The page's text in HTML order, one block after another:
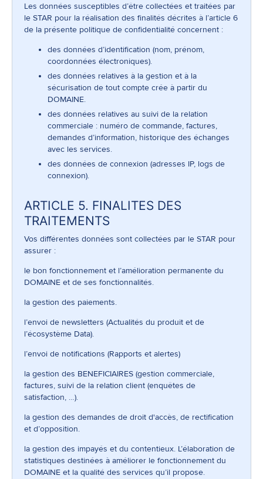
Les données susceptibles d’être collectées et traitées par
le STAR pour la réalisation des finalités décrites à l’article 6
de la présente politique de confidentialité concernent :
des données d’identification (nom, prénom,
coordonnées électroniques).
des données relatives à la gestion et à la
sécurisation de tout compte crée à partir du
DOMAINE.
des données relatives au suivi de la relation
commerciale : numéro de commande, factures,
demandes d’information, historique des échanges
avec les services.
des données de connexion (adresses IP, logs de
connexion).
ARTICLE 5. FINALITES DES
TRAITEMENTS
Vos différentes données sont collectées par le STAR pour
assurer :
le bon fonctionnement et l’amélioration permanente du
DOMAINE et de ses fonctionnalités.
la gestion des paiements.
l’envoi de newsletters (Actualités du produit et de
l’écosystème Data).
l’envoi de notifications (Rapports et alertes)
la gestion des BENEFICIAIRES (gestion commerciale,
factures, suivi de la relation client (enquêtes de
satisfaction, …).
la gestion des demandes de droit d'accès, de rectification
et d’opposition.
la gestion des impayés et du contentieux. L’élaboration de
statistiques destinées à améliorer le fonctionnement du
DOMAINE et la qualité des services qu’il propose.